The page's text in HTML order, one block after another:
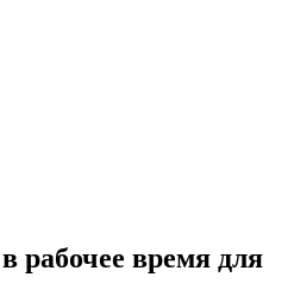
рабочее время для